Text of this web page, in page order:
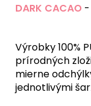
DARK CACAO -
Výrobky 100%
prírodných
mierne
jednotlivými